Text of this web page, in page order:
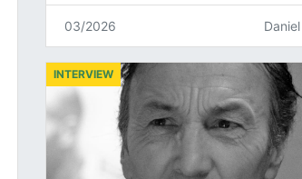
03/2026
INTERVIEW